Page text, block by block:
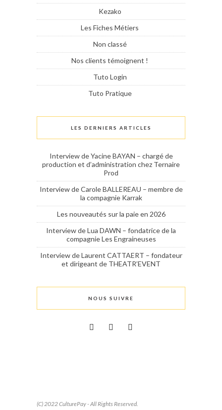
Kezako
Les Fiches Métiers
Non classé
Nos clients témoignent !
Tuto Login
Tuto Pratique
LES DERNIERS ARTICLES
Interview de Yacine BAYAN – chargé de
production et d’administration chez Ternaire
Prod
Interview de Carole BALLEREAU – membre de
la compagnie Karrak
Les nouveautés sur la paie en 2026
Interview de Lua DAWN – fondatrice de la
compagnie Les Engraineuses
Interview de Laurent CATTAERT – fondateur
et dirigeant de THEATR’EVENT
NOUS SUIVRE
(C) 2022 CulturePay - All Rights Reserved.